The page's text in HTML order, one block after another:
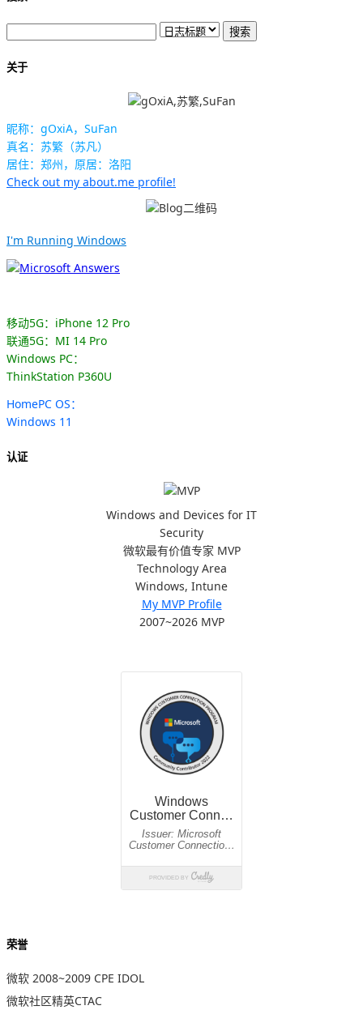
关于
昵称：gOxiA，SuFan
真名：苏繁（苏凡）
居住：郑州，原居：洛阳
Check out my about.me profile!
I'm Running Windows
移动5G：iPhone 12 Pro
联通5G：MI 14 Pro
Windows PC：
ThinkStation P360U
HomePC OS：
Windows 11
认证
Windows and Devices for IT
Security
微软最有价值专家 MVP
Technology Area
Windows, Intune
My MVP Profile
2007~2026 MVP
荣誉
微软 2008~2009 CPE IDOL
微软社区精英CTAC